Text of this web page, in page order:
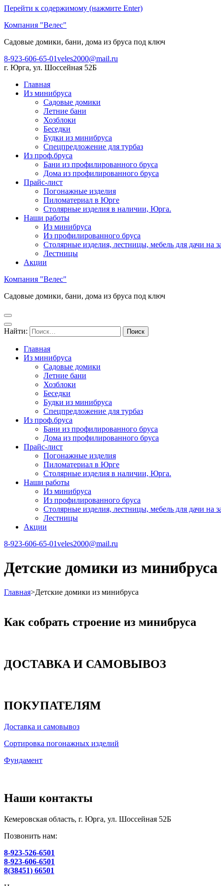
Перейти к содержимому (нажмите Enter)
Компания "Велес"
Садовые домики, бани, дома из бруса под ключ
8-923-606-65-01veles2000@mail.ru
г. Юрга, ул. Шоссейная 52Б
Главная
Из минибруса
Садовые домики
Летние бани
Хозблоки
Беседки
Будки из минибруса
Спецпредложение для турбаз
Из проф.бруса
Бани из профилированного бруса
Дома из профилированного бруса
Прайс-лист
Погонажные изделия
Пиломатериал в Юрге
Столярные изделия в наличии, Юрга.
Наши работы
Из минибруса
Из профилированного бруса
Столярные изделия, лестницы, мебель для дачи на
Лестницы
Акции
Компания "Велес"
Садовые домики, бани, дома из бруса под ключ
Найти:
Главная
Из минибруса
Садовые домики
Летние бани
Хозблоки
Беседки
Будки из минибруса
Спецпредложение для турбаз
Из проф.бруса
Бани из профилированного бруса
Дома из профилированного бруса
Прайс-лист
Погонажные изделия
Пиломатериал в Юрге
Столярные изделия в наличии, Юрга.
Наши работы
Из минибруса
Из профилированного бруса
Столярные изделия, лестницы, мебель для дачи на
Лестницы
Акции
8-923-606-65-01veles2000@mail.ru
Детские домики из минибруса
Главная>Детские домики из минибруса
Как собрать строение из минибруса
ДОСТАВКА И САМОВЫВОЗ
ПОКУПАТЕЛЯМ
Доставка и самовывоз
Сортировка погонажных изделий
Фундамент
Наши контакты
Кемеровская область, г. Юрга, ул. Шоссейная 52Б
Позвонить нам:
8-923-526-6501
8-923-606-6501
8(38451) 66501